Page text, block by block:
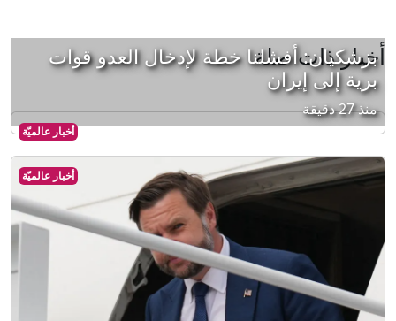
أخبار ذات صلة
أخبار عالميّة
بزشكيان: أفشلنا خطة لإدخال العدو قوات
برية إلى إيران
منذ 27 دقيقة
أخبار عالميّة